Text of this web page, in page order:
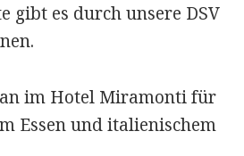
gibt es durch unsere DSV
im Hotel Miramonti für
Essen und italienischem